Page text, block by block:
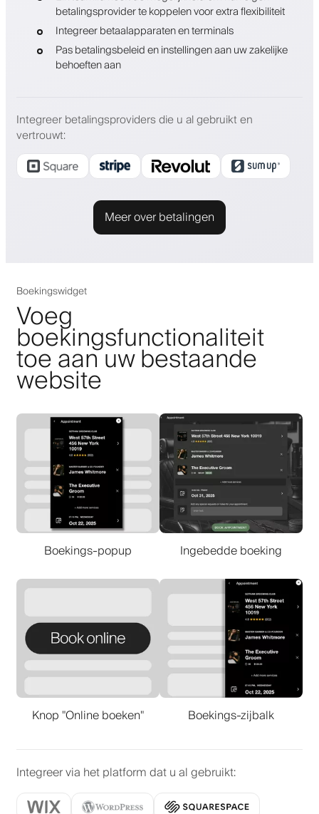
betalingsprovider te koppelen voor extra flexibiliteit
Integreer betaalapparaten en terminals
Pas betalingsbeleid en instellingen aan uw zakelijke
behoeften aan
Integreer betalingsproviders die u al gebruikt en
vertrouwt:
Meer over betalingen
Boekingswidget
Voeg
boekingsfunctionaliteit
toe aan uw bestaande
website
Boekings-popup Ingebedde boeking
Knop "Online boeken" Boekings-zijbalk
Integreer via het platform dat u al gebruikt: